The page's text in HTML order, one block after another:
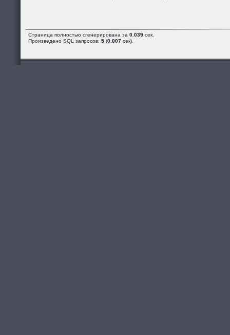
Страница полностью сгенерирована за 0.039 сек.
Произведено SQL запросов: 5 (0.007 сек).